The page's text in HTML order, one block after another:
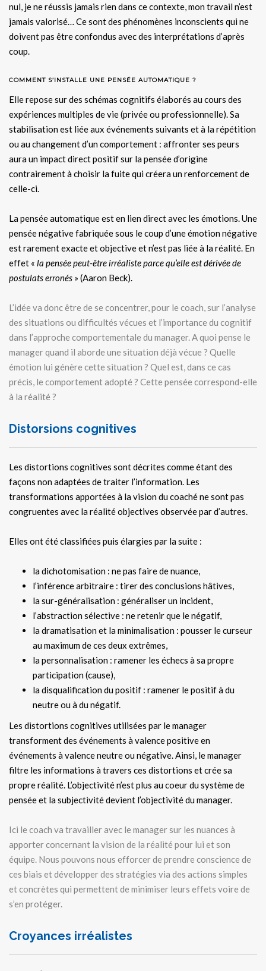
nul, je ne réussis jamais rien dans ce contexte, mon travail n’est
jamais valorisé… Ce sont des phénomènes inconscients qui ne
doivent pas être confondus avec des interprétations d’après
coup.
COMMENT S’INSTALLE UNE PENSÉE AUTOMATIQUE ?
Elle repose sur des schémas cognitifs élaborés au cours des
expériences multiples de vie (privée ou professionnelle). Sa
stabilisation est liée aux événements suivants et à la répétition
ou au changement d’un comportement : affronter ses peurs
aura un impact direct positif sur la pensée d’origine
contrairement à choisir la fuite qui créera un renforcement de
celle-ci.
La pensée automatique est en lien direct avec les émotions. Une
pensée négative fabriquée sous le coup d’une émotion négative
est rarement exacte et objective et n’est pas liée à la réalité. En
effet « la pensée peut-être irréaliste parce qu’elle est dérivée de
postulats erronés » (Aaron Beck).
L’idée va donc être de se concentrer, pour le coach, sur l’analyse
des situations ou difficultés vécues et l’importance du cognitif
dans l’approche comportementale du manager. A quoi pense le
manager quand il aborde une situation déjà vécue ? Quelle
émotion lui génère cette situation ? Quel est, dans ce cas
précis, le comportement adopté ? Cette pensée correspond-elle
à la réalité ?
Distorsions cognitives
Les distortions cognitives sont décrites comme étant des
façons non adaptées de traiter l’information. Les
transformations apportées à la vision du coaché ne sont pas
congruentes avec la réalité objectives observée par d’autres.
Elles ont été classifiées puis élargies par la suite :
la dichotomisation : ne pas faire de nuance,
l’inférence arbitraire : tirer des conclusions hâtives,
la sur-généralisation : généraliser un incident,
l’abstraction sélective : ne retenir que le négatif,
la dramatisation et la minimalisation : pousser le curseur
au maximum de ces deux extrêmes,
la personnalisation : ramener les échecs à sa propre
participation (cause),
la disqualification du positif : ramener le positif à du
neutre ou à du négatif.
Les distortions cognitives utilisées par le manager
transforment des événements à valence positive en
événements à valence neutre ou négative. Ainsi, le manager
filtre les informations à travers ces distortions et crée sa
propre réalité. L’objectivité n’est plus au coeur du système de
pensée et la subjectivité devient l’objectivité du manager.
Ici le coach va travailler avec le manager sur les nuances à
apporter concernant la vision de la réalité pour lui et son
équipe. Nous pouvons nous efforcer de prendre conscience de
ces biais et développer des stratégies via des actions simples
et concrètes qui permettent de minimiser leurs effets voire de
s’en protéger.
Croyances irréalistes